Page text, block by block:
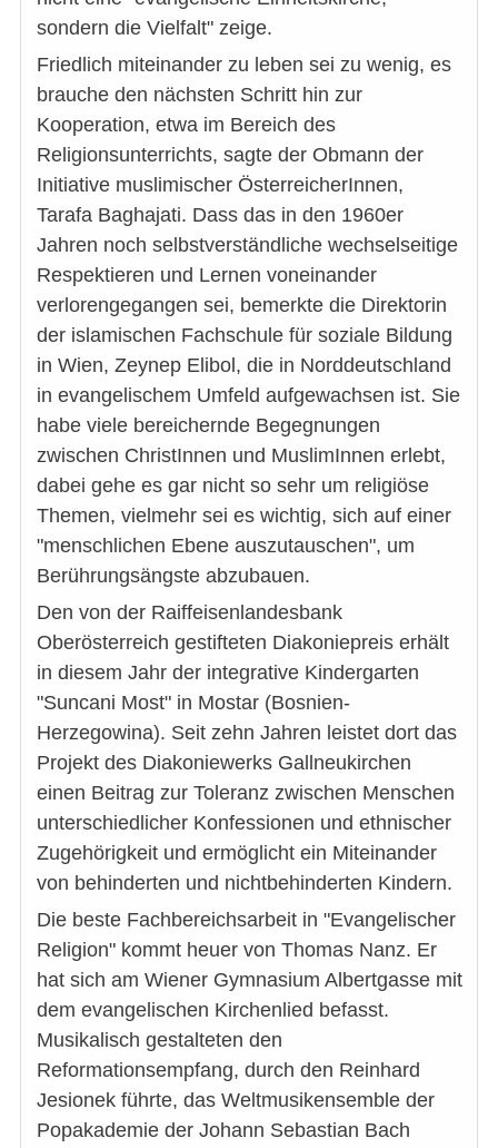
sondern die Vielfalt" zeige.
Friedlich miteinander zu leben sei zu wenig, es
brauche den nächsten Schritt hin zur
Kooperation, etwa im Bereich des
Religionsunterrichts, sagte der Obmann der
Initiative muslimischer ÖsterreicherInnen,
Tarafa Baghajati. Dass das in den 1960er
Jahren noch selbstverständliche wechselseitige
Respektieren und Lernen voneinander
verlorengegangen sei, bemerkte die Direktorin
der islamischen Fachschule für soziale Bildung
in Wien, Zeynep Elibol, die in Norddeutschland
in evangelischem Umfeld aufgewachsen ist. Sie
habe viele bereichernde Begegnungen
zwischen ChristInnen und MuslimInnen erlebt,
dabei gehe es gar nicht so sehr um religiöse
Themen, vielmehr sei es wichtig, sich auf einer
"menschlichen Ebene auszutauschen", um
Berührungsängste abzubauen.
Den von der Raiffeisenlandesbank
Oberösterreich gestifteten Diakoniepreis erhält
in diesem Jahr der integrative Kindergarten
"Suncani Most" in Mostar (Bosnien-
Herzegowina). Seit zehn Jahren leistet dort das
Projekt des Diakoniewerks Gallneukirchen
einen Beitrag zur Toleranz zwischen Menschen
unterschiedlicher Konfessionen und ethnischer
Zugehörigkeit und ermöglicht ein Miteinander
von behinderten und nichtbehinderten Kindern.
Die beste Fachbereichsarbeit in "Evangelischer
Religion" kommt heuer von Thomas Nanz. Er
hat sich am Wiener Gymnasium Albertgasse mit
dem evangelischen Kirchenlied befasst.
Musikalisch gestalteten den
Reformationsempfang, durch den Reinhard
Jesionek führte, das Weltmusikensemble der
Popakademie der Johann Sebastian Bach